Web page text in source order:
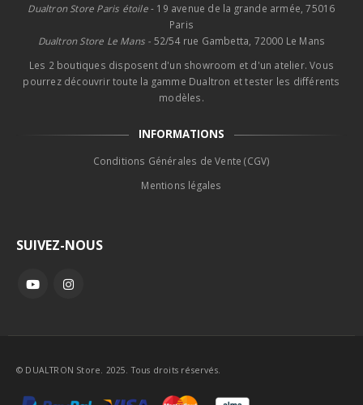
Dualtron Store Paris étoile- 19 avenue de la grande armée, 75016
Paris
Dualtron Store Le Mans - 52/54 rue Gambetta, 72000 Le Mans
Les 2 boutiques disposent d'un showroom et d'un atelier. Vous
pourrez découvrir toute la gamme Dualtron et tester les différents
modèles.
INFORMATIONS
Conditions Générales de Vente (CGV)
Mentions légales
SUIVEZ-NOUS
© DUALTRON Store. 2025. Tous droits réservés.